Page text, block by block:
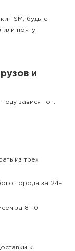
TSM, будьте
или почту.
и
зависят от:
из трех
города за 24–
за 8–10
к